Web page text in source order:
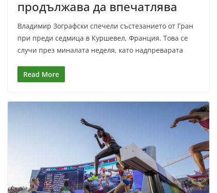
продължава да впечатлява
Владимир Зографски спечели състезанието от Гран
при преди седмица в Куршевел, Франция. Това се
случи през миналата неделя, като надпреварата
Read More